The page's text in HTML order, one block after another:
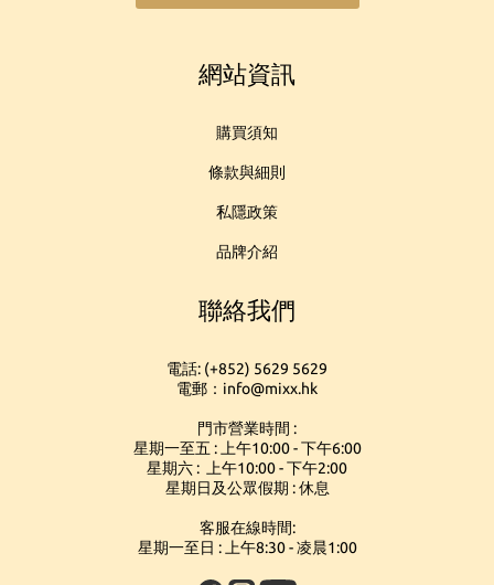
網站資訊
購買須知
條款與細則
私隱政策
品牌介紹
聯絡我們
電話: (+852) 5629 5629
電郵：info@mixx.hk
門市營業時間 :
星期一至五 : 上午10:00 - 下午6:00
星期六 : 上午10:00 - 下午2:00
星期日及公眾假期 : 休息
客服在線時間:
星期一至日 : 上午8:30 - 凌晨1:00